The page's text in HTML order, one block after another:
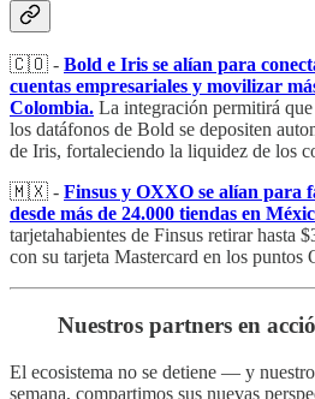
🇨🇴 - Bold e Iris se alían para
cuentas empresariales y movilizar
Colombia. La integración permitirá que
los datáfonos de Bold se depositen
de Iris, fortaleciendo la liquidez de los
🇲🇽 - Finsus y OXXO se alían para
desde más de 24.000 tiendas en
tarjetahabientes de Finsus retirar hasta
con su tarjeta Mastercard en los puntos
Nuestros partners en
El ecosistema no se detiene — y
semana, compartimos sus nuevas